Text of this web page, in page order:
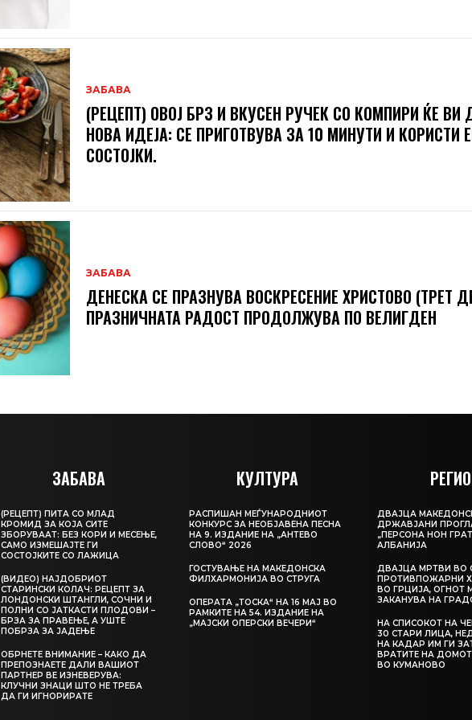
ЗАБАВА
(РЕЦЕПТ) ОВОЈ БРЗ И ВКУСЕН РУЧЕК СО КОМПИРИ ЌЕ ВИ
НОВА ИДЕЈА: СЕ ПРИГОТВУВА ЗА 10 МИНУТИ И КОРИСТИ
СОСТОЈКИ.
ЗАБАВА
ДЕНЕСКА СЕ ПРАЗНУВА ВОСКРЕСЕНИЕ ХРИСТОВО (ТРЕТ
ПРАЗНИЧНАТА РАДОСТ ПРОДОЛЖУВА ПО ВЕЛИГДЕН
ЗАБАВА
(РЕЦЕПТ) ПИТА СО МЛАД
КРОМИД ЗА КОЈА СИТЕ
ЗБОРУВААТ: БЕЗ КОРИ И МЕСЕЊЕ,
САМО ИЗМЕШАЈТЕ ГИ
СОСТОЈКИТЕ СО ЛАЖИЦА
(ВИДЕО) НАЈДОБРИОТ
СТАРИНСКИ КОЛАЧ: РЕЦЕПТ ЗА
ЛОНДОНСКИ ШТАНГЛИ, СОЧНИ И
ПОЛНИ СО ЈАТКАСТИ ПЛОДОВИ –
БРЗА ЗА ПРАВЕЊЕ, А УШТЕ
ПОБРЗА ЗА ЈАДЕЊЕ
ОБРНЕТЕ ВНИМАНИЕ – КАКО ДА
ПРЕПОЗНАЕТЕ ДАЛИ ВАШИОТ
ПАРТНЕР ВЕ ИЗНЕВЕРУВА:
КЛУЧНИ ЗНАЦИ ШТО НЕ ТРЕБА
ДА ГИ ИГНОРИРАТЕ
КУЛТУРА
РАСПИШАН МЕЃУНАРОДНИОТ
КОНКУРС ЗА НЕОБЈАВЕНА ПЕСНА
НА 9. ИЗДАНИЕ НА „АНТЕВО
СЛОВО“ 2026
ГОСТУВАЊЕ НА МАКЕДОНСКА
ФИЛХАРМОНИЈА ВО СТРУГА
ОПЕРАТА „ТОСКА“ НА 16 МАЈ ВО
РАМКИТЕ НА 54. ИЗДАНИЕ НА
„МАЈСКИ ОПЕРСКИ ВЕЧЕРИ“
ДВАЈЦА
ДРЖАВЈАНИ
„ПЕРСОНА НОН
АЛБАНИЈА
ДВАЈЦА МРТВИ ВО
ПРОТИВПОЖАРНИ
ВО ГРЦИЈА, ОГНОТ
ЗАКАНУВА НА
НА СПИСОКОТ НА
30 СТАРИ ЛИЦА,
НА КАДАР ИМ ГИ
ВРАТИТЕ НА ДОМОТ
ВО КУМАНОВО